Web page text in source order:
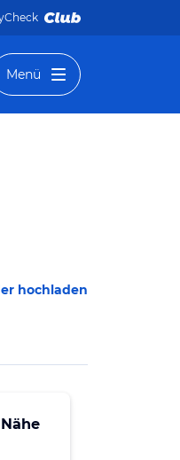
Menü
hochladen